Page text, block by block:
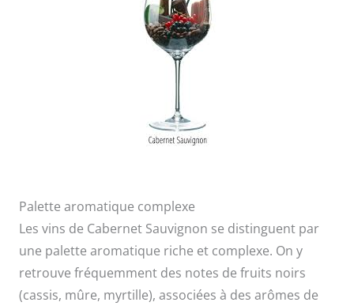
Palette aromatique complexe
Les vins de Cabernet Sauvignon se distinguent par
une palette aromatique riche et complexe. On y
retrouve fréquemment des notes de fruits noirs
(cassis, mûre, myrtille), associées à des arômes de